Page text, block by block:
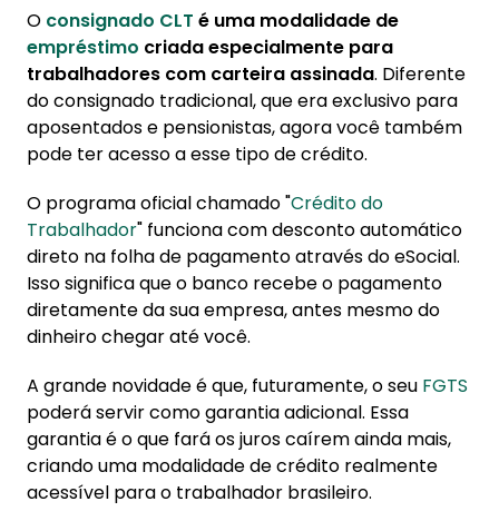
4.2. O que acontece com a multa rescisória
em caso de demissão
4.3. Como comparar taxas de juros no
consignado CLT
5. Cuidados importantes antes de contratar
O consignado CLT é uma modalidade de
empréstimo criada especialmente para
trabalhadores com carteira assinada. Diferente
do consignado tradicional, que era exclusivo para
aposentados e pensionistas, agora você também
pode ter acesso a esse tipo de crédito.
O programa oficial chamado "Crédito do
Trabalhador" funciona com desconto automático
direto na folha de pagamento através do eSocial.
Isso significa que o banco recebe o pagamento
diretamente da sua empresa, antes mesmo do
dinheiro chegar até você.
A grande novidade é que, futuramente, o seu FGTS
poderá servir como garantia adicional. Essa
garantia é o que fará os juros caírem ainda mais,
criando uma modalidade de crédito realmente
acessível para o trabalhador brasileiro.